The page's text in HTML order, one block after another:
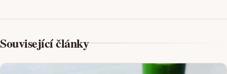
Související články